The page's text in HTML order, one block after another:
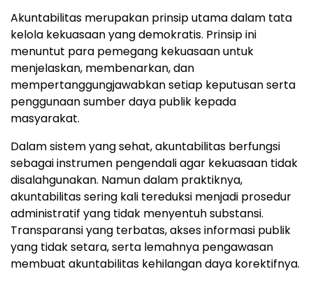
Akuntabilitas merupakan prinsip utama dalam tata
kelola kekuasaan yang demokratis. Prinsip ini
menuntut para pemegang kekuasaan untuk
menjelaskan, membenarkan, dan
mempertanggungjawabkan setiap keputusan serta
penggunaan sumber daya publik kepada
masyarakat.
Dalam sistem yang sehat, akuntabilitas berfungsi
sebagai instrumen pengendali agar kekuasaan tidak
disalahgunakan. Namun dalam praktiknya,
akuntabilitas sering kali tereduksi menjadi prosedur
administratif yang tidak menyentuh substansi.
Transparansi yang terbatas, akses informasi publik
yang tidak setara, serta lemahnya pengawasan
membuat akuntabilitas kehilangan daya korektifnya.